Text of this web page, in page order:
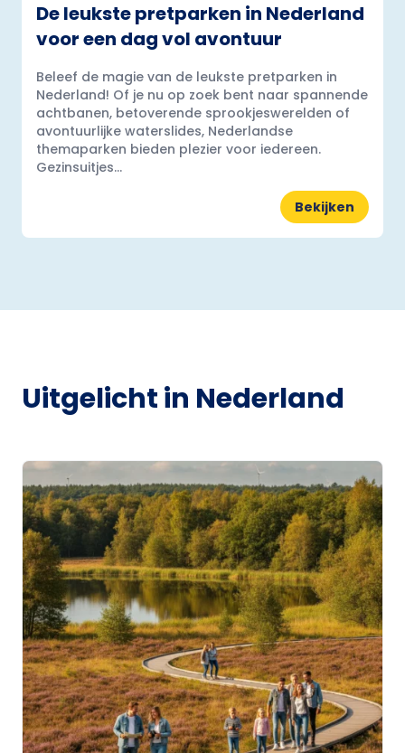
De leukste pretparken in Nederland
voor een dag vol avontuur
Beleef de magie van de leukste pretparken in
Nederland! Of je nu op zoek bent naar spannende
achtbanen, betoverende sprookjeswerelden of
avontuurlijke waterslides, Nederlandse
themaparken bieden plezier voor iedereen.
Gezinsuitjes...
Bekijken
Uitgelicht in Nederland